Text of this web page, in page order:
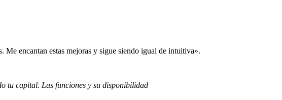
encantan estas mejoras y sigue siendo igual de intuitiva».
tu capital. Las funciones y su disponibilidad